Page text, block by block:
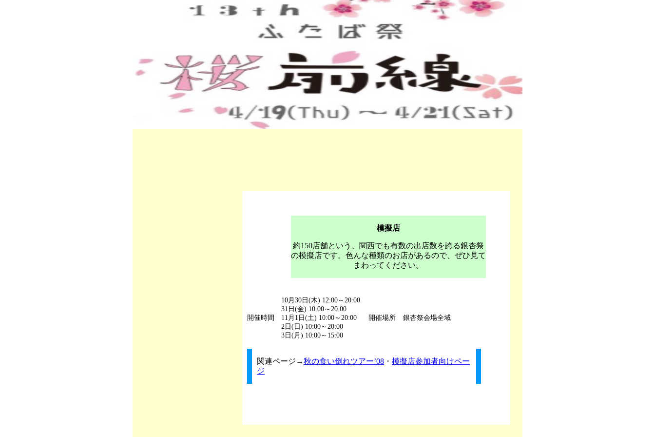
模擬店
約150店舗という、関西でも有数の出店数を誇る銀杏祭
の模擬店です。色んな種類のお店があるので、ぜひ見て
まわってください。
開催時間
10月30日(木) 12:00～20:00
31日(金) 10:00～20:00
11月1日(土) 10:00～20:00
2日(日) 10:00～20:00
3日(月) 10:00～15:00
開催場所 銀杏祭会場全域
関連ページ→秋の食い倒れツアー’08 ・ 模擬店参加者向けペー
ジ